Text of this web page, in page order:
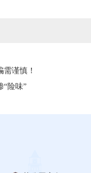
谨慎！
“险味”